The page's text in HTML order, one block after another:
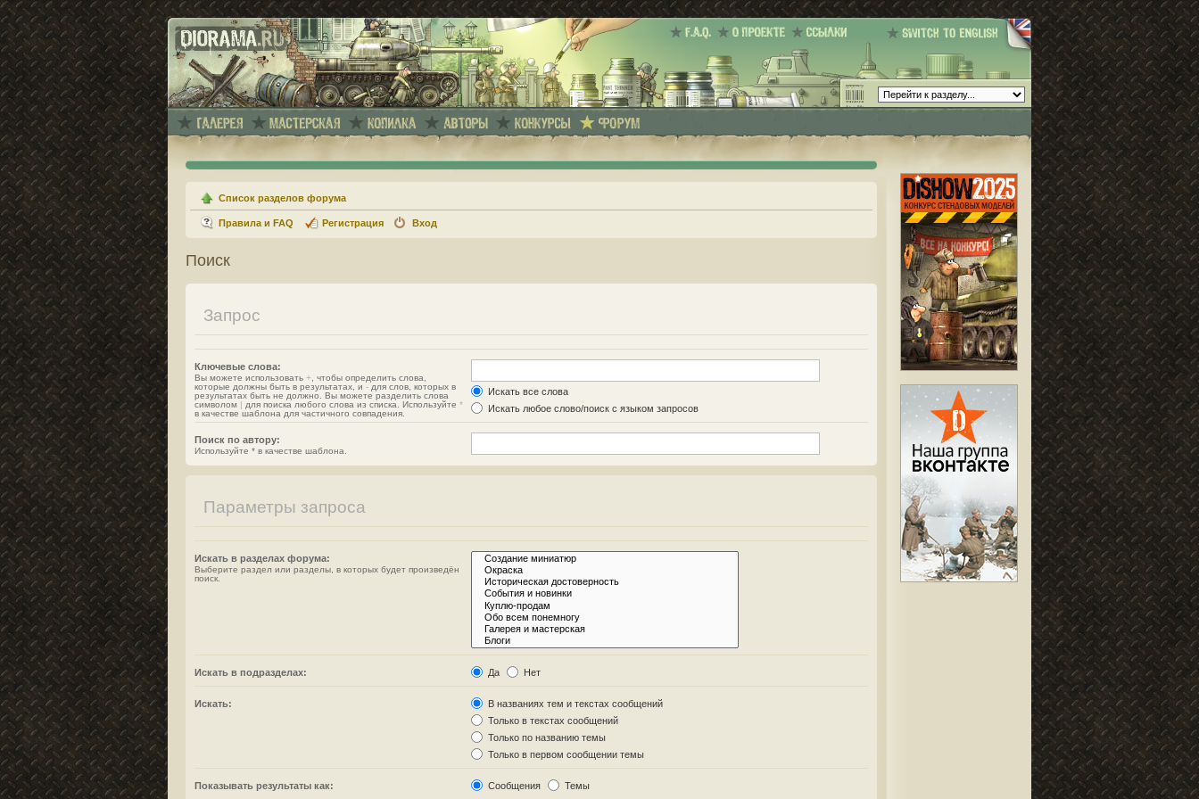
Список разделов форума
Правила и FAQ Регистрация Вход
Поиск
Запрос
Ключевые слова:
Вы можете использовать + , чтобы определить слова,
которые должны быть в результатах, и - для слов, которых в
результатах быть не должно. Вы можете разделить слова
символом | для поиска любого слова из списка. Используйте *
в качестве шаблона для частичного совпадения.
Искать все слова
Искать любое слово/поиск с языком запросов
Поиск по автору:
Используйте * в качестве шаблона.
Параметры запроса
Искать в разделах форума:
Выберите раздел или разделы, в которых будет произведён
поиск.
Искать в подразделах: Да Нет
Искать:
В названиях тем и текстах сообщений
Только в текстах сообщений
Только по названию темы
Только в первом сообщении темы
Показывать результаты как: Сообщения Темы